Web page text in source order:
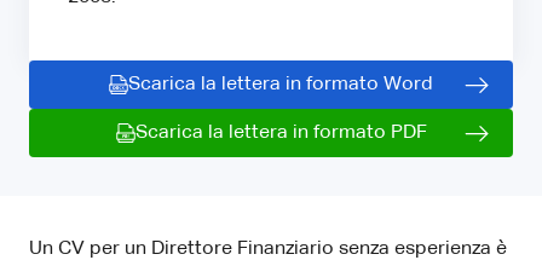
Scarica la lettera in formato Word
Scarica la lettera in formato PDF
Un CV per un Direttore Finanziario senza esperienza è